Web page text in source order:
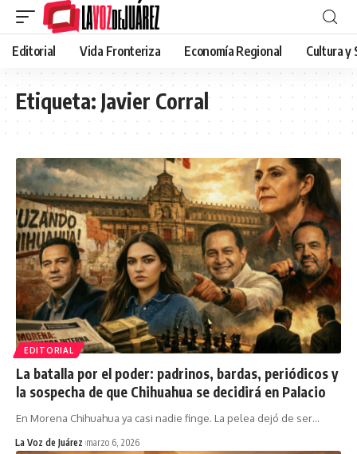
Editorial Vida Fronteriza Economía Regional Cultura y
Etiqueta:Javier Corral
EDITORIAL
La batalla por el poder: padrinos, bardas, periódicos y
la sospecha de que Chihuahua se decidirá en Palacio
En Morena Chihuahua ya casi nadie finge. La pelea dejó de ser…
La Voz de Juárez marzo 6, 2026